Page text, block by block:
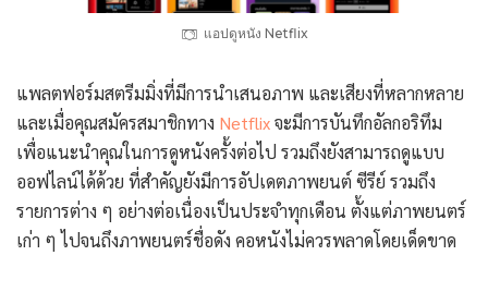
แอปดูหนัง Netflix
แพลตฟอร์มสตรีมมิ่งที่มีการนำเสนอภาพ และเสียงที่หลากหลาย
และเมื่อคุณสมัครสมาชิกทาง Netflixจะมีการบันทึกอัลกอริทึม
เพื่อแนะนำคุณในการดูหนังครั้งต่อไป รวมถึงยังสามารถดูแบบ
ออฟไลน์ได้ด้วย ที่สำคัญยังมีการอัปเดตภาพยนต์ ซีรีย์ รวมถึง
รายการต่าง ๆ อย่างต่อเนื่องเป็นประจำทุกเดือน ตั้งแต่ภาพยนตร์
เก่า ๆ ไปจนถึงภาพยนตร์ชื่อดัง คอหนังไม่ควรพลาดโดยเด็ดขาด